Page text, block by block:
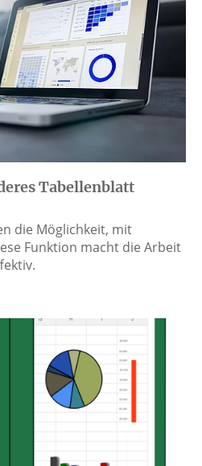
Tabellenblatt
die Möglichkeit, mit
Funktion macht die Arbeit